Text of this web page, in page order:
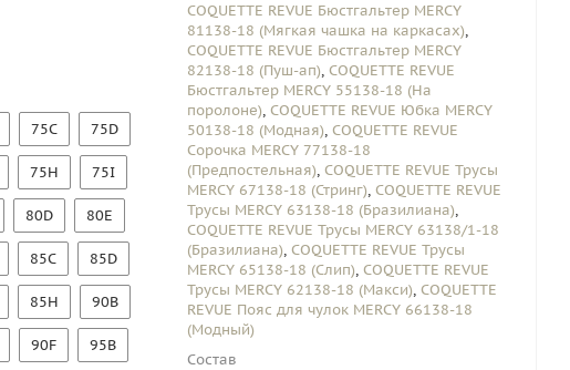
75C 75D
75H 75I
80D 80E
85C 85D
85H 90B
90F 95B
COQUETTE REVUE Бюстгальтер MERCY
81138-18 (Мягкая чашка на каркасах),
COQUETTE REVUE Бюстгальтер MERCY
82138-18 (Пуш-ап), COQUETTE REVUE
Бюстгальтер MERCY 55138-18 (На
поролоне), COQUETTE REVUE Юбка MERCY
50138-18 (Модная), COQUETTE REVUE
Сорочка MERCY 77138-18
(Предпостельная), COQUETTE REVUE Трусы
MERCY 67138-18 (Стринг), COQUETTE REVUE
Трусы MERCY 63138-18 (Бразилиана),
COQUETTE REVUE Трусы MERCY 63138/1-18
(Бразилиана), COQUETTE REVUE Трусы
MERCY 65138-18 (Слип), COQUETTE REVUE
Трусы MERCY 62138-18 (Макси), COQUETTE
REVUE Пояс для чулок MERCY 66138-18
(Модный)
Состав